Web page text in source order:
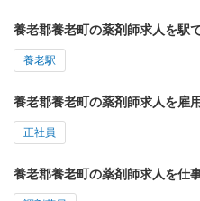
養老郡養老町の薬剤師求人を駅
養老駅
養老郡養老町の薬剤師求人を雇
正社員
養老郡養老町の薬剤師求人を仕